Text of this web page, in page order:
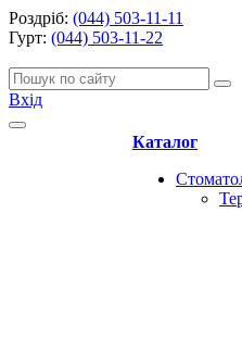
Роздріб: (044) 503-11-11
Гурт: (044) 503-11-22
Вхід
Каталог